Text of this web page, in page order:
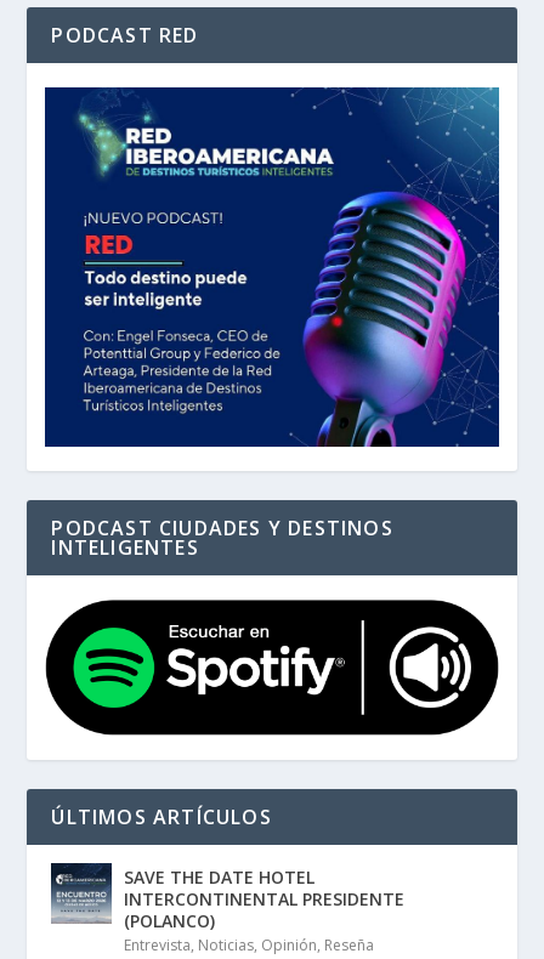
PODCAST RED
PODCAST CIUDADES Y DESTINOS
INTELIGENTES
ÚLTIMOS ARTÍCULOS
SAVE THE DATE HOTEL
INTERCONTINENTAL PRESIDENTE
(POLANCO)
Entrevista, Noticias, Opinión, Reseña